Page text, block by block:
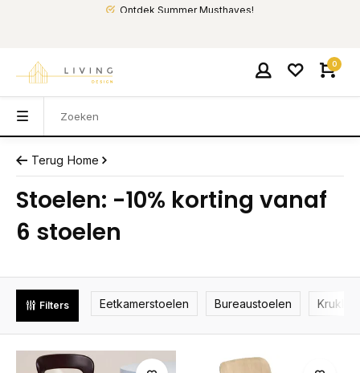
Ontdek Summer Musthaves!
0
Terug Home
Stoelen: -10% korting vanaf
6 stoelen
Eetkamerstoelen Bureaustoelen
Filters